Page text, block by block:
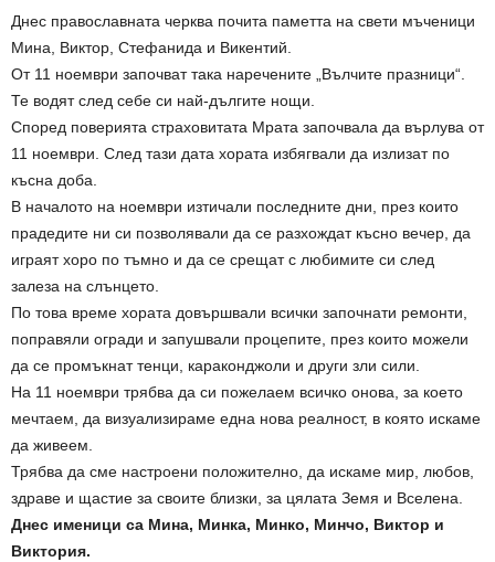
Днес православната черква почита паметта на свети мъченици
Мина, Виктор, Стефанида и Викентий.
От 11 ноември започват така наречените „Вълчите празници“.
Те водят след себе си най-дългите нощи.
Според поверията страховитата Мрата започвала да върлува от
11 ноември. След тази дата хората избягвали да излизат по
късна доба.
В началото на ноември изтичали последните дни, през които
прадедите ни си позволявали да се разхождат късно вечер, да
играят хоро по тъмно и да се срещат с любимите си след
залеза на слънцето.
По това време хората довършвали всички започнати ремонти,
поправяли огради и запушвали процепите, през които можели
да се промъкнат тенци, караконджоли и други зли сили.
На 11 ноември трябва да си пожелаем всичко онова, за което
мечтаем, да визуализираме една нова реалност, в която искаме
да живеем.
Трябва да сме настроени положително, да искаме мир, любов,
здраве и щастие за своите близки, за цялата Земя и Вселена.
Днес именици са Мина, Минка, Минкo, Минчо, Виктор и
Виктория.